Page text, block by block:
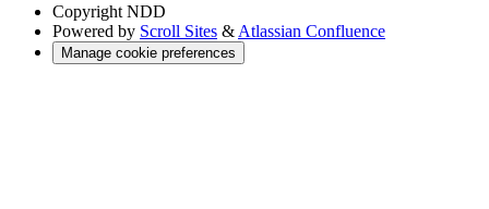
Copyright NDD
Powered by Scroll Sites & Atlassian Confluence
Manage cookie preferences